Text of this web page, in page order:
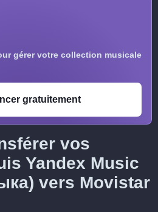
gérer votre collection musicale
gratuitement
vos
Yandex Music
vers Movistar